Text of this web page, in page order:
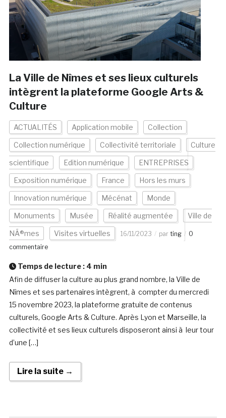
La Ville de Nîmes et ses lieux culturels
intègrent la plateforme Google Arts &
Culture
ACTUALITÉS Application mobile Collection
Collection numérique Collectivité territoriale Culture
scientifique Edition numérique ENTREPRISES
Exposition numérique France Hors les murs
Innovation numérique Mécénat Monde
Monuments Musée Réalité augmentée Ville de
NÃ®mes Visites virtuelles 16/11/2023 par ting
0
commentaire
Temps de lecture : 4 min
Afin de diffuser la culture au plus grand nombre, la Ville de
Nîmes et ses partenaires intègrent, à compter du mercredi
15 novembre 2023, la plateforme gratuite de contenus
culturels, Google Arts & Culture. Après Lyon et Marseille, la
collectivité et ses lieux culturels disposeront ainsi à leur tour
d’une […]
Lire la suite →